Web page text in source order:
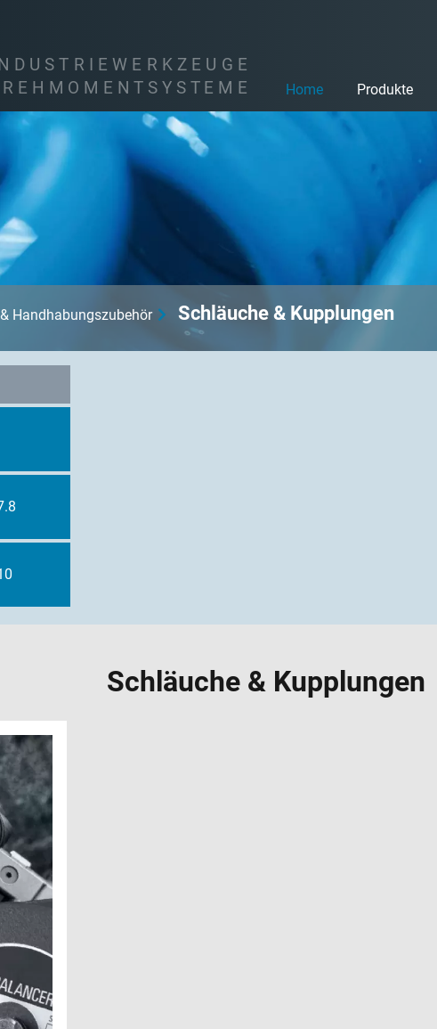
D U S T R I E W E R K Z E U G E
R E H M O M E N T S Y S T E M E Home Produkte
Handhabungszubehör Schläuche & Kupplungen
Schläuche & Kupplungen